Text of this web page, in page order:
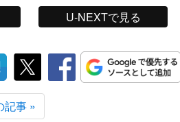
U-NEXTで見る
記事 »